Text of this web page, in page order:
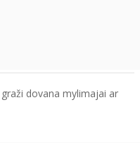
dovana mylimajai ar